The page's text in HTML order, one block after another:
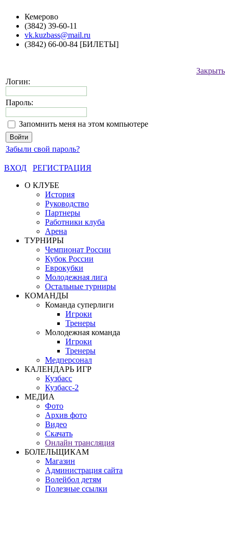
Кемерово
(3842) 39-60-11
vk.kuzbass@mail.ru
(3842) 66-00-84 [БИЛЕТЫ]
Закрыть
Логин:
Пароль:
Запомнить меня на этом компьютере
Забыли свой пароль?
ВХОД
РЕГИСТРАЦИЯ
О КЛУБЕ
История
Руководство
Партнеры
Работники клуба
Арена
ТУРНИРЫ
Чемпионат России
Кубок России
Еврокубки
Молодежная лига
Остальные турниры
КОМАНДЫ
Команда суперлиги
Игроки
Тренеры
Молодежная команда
Игроки
Тренеры
Медперсонал
КАЛЕНДАРЬ ИГР
Кузбасс
Кузбасс-2
МЕДИА
Фото
Архив фото
Видео
Скачать
Онлайн трансляция
БОЛЕЛЬЩИКАМ
Магазин
Администрация сайта
Волейбол детям
Полезные ссылки